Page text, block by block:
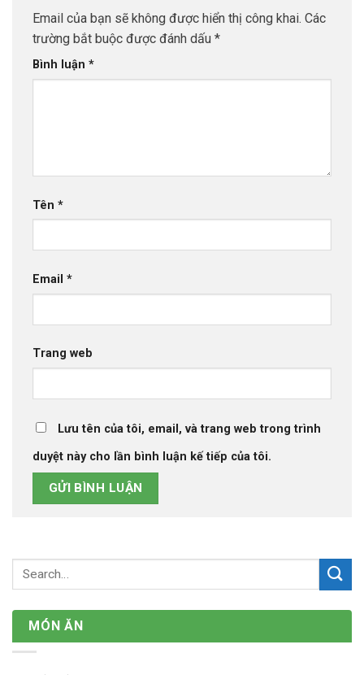
Email của bạn sẽ không được hiển thị công khai. Các
trường bắt buộc được đánh dấu *
Bình luận *
Tên *
Email *
Trang web
Lưu tên của tôi, email, và trang web trong trình
duyệt này cho lần bình luận kế tiếp của tôi.
MÓN ĂN